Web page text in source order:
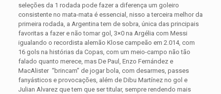
seleções da 1 rodada pode fazer a diferença um goleiro
consistente no mata-mata é essencial, nisso a terceira melhor da
primeira rodada, a Argentina tem de sobra, única das principais
favoritas a fazer e não tomar gol, 3×0 na Argélia com Messi
igualando o recordista alemão Klose campeão em 2.014, com
16 gols na histórias da Copas, com um meio-campo não tão
falado quanto merece, mas De Paul, Enzo Fernández e
MacAlister “brincam” de jogar bola, com desarmes, passes
fanyásticos e provocações, além de Dibu Martínez no gol e
Julian Alvarez que tem que ser titular, sempre rendendo mais